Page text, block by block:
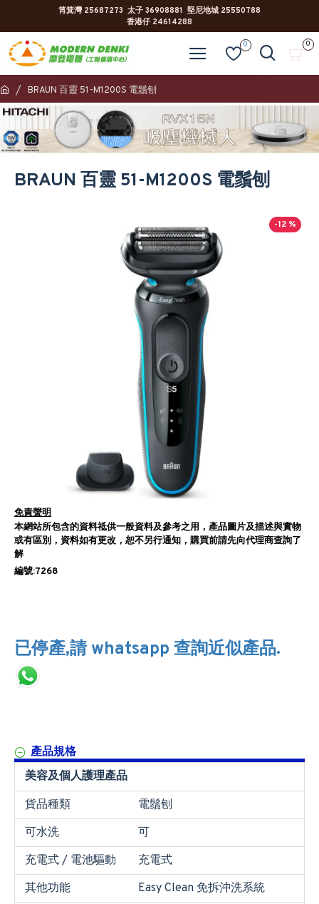
筲箕灣 25687273 太子 36908881 堅尼地城 25550788
香港仔 24614288
0 0
BRAUN 百靈 51-M1200S 電鬚刨
BRAUN 百靈 51-M1200S 電鬚刨
-12 %
免責聲明
本網站所包含的資料祗供一般資料及參考之用，產品圖片及描述與實物
或有區別，資料如有更改，恕不另行通知，購買前請先向代理商查詢了
解
編號:7268
已停產,請 whatsapp 查詢近似產品.
產品規格
美容及個人護理產品
貨品種類
電鬚刨
可水洗
可
充電式 / 電池驅動
充電式
其他功能
Easy Clean 免拆沖洗系統